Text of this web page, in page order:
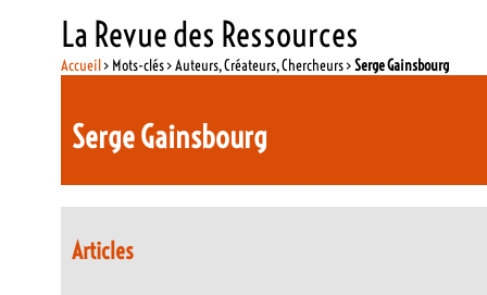
La Revue des Ressources
Accueil> Mots-clés > Auteurs, Créateurs, Chercheurs >Serge Gainsbourg
Serge Gainsbourg
Articles